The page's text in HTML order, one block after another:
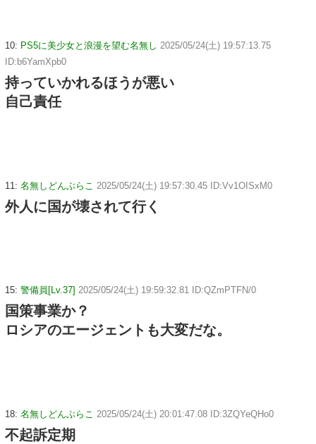
10: PS5に美少女と浪漫を望む名無し 2025/05/24(土) 19:57:13.75
ID:b6YamXpb0
持っていかれるほうが悪い
自己責任
11: 名無しどんぶらこ 2025/05/24(土) 19:57:30.45 ID:Vv1OISxM0
外人に国が壊されて行く
15: 警備員[Lv.37] 2025/05/24(土) 19:59:32.81 ID:QZmPTFN/0
国策事業か？
ロシアのエージェントも大変だな。
18: 名無しどんぶらこ 2025/05/24(土) 20:01:47.08 ID:3ZQYeQHo0
不起訴定期